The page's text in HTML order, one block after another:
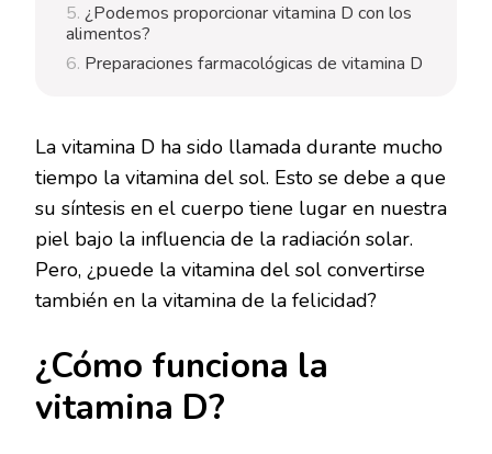
¿Podemos proporcionar vitamina D con los
alimentos?
Preparaciones farmacológicas de vitamina D
La vitamina D ha sido llamada durante mucho
tiempo la vitamina del sol. Esto se debe a que
su síntesis en el cuerpo tiene lugar en nuestra
piel bajo la influencia de la radiación solar.
Pero, ¿puede la vitamina del sol convertirse
también en la vitamina de la felicidad?
¿Cómo funciona la
vitamina D?